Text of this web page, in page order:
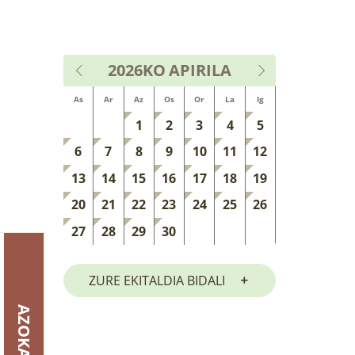
AZOKA
2026KOAPIRILA
As Ar Az Os Or La Ig
1 2 3 4
5
6
7 8 9 10 11
12
13
14 15 16 17 18
19
20
21 22 23 24 25
26
27
28 29 30
ZURE EKITALDIA BIDALI